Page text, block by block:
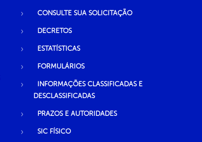
CONSULTE SUA SOLICITAÇÃO
DECRETOS
ESTATÍSTICAS
FORMULÁRIOS
INFORMAÇÕES CLASSIFICADAS E
DESCLASSIFICADAS
PRAZOS E AUTORIDADES
SIC FÍSICO